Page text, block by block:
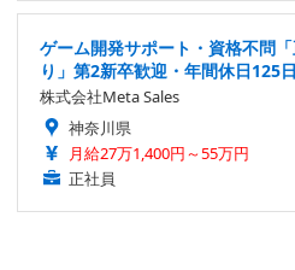
ゲーム開発サポート・資格不問
り」第2新卒歓迎・年間休日125
株式会社Meta Sales
神奈川県
月給27万1,400円～55万円
正社員